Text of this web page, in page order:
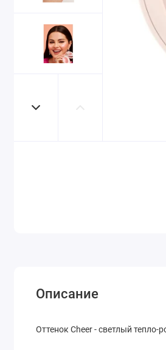
Описание
Оттенок Cheer - светлый тепло-